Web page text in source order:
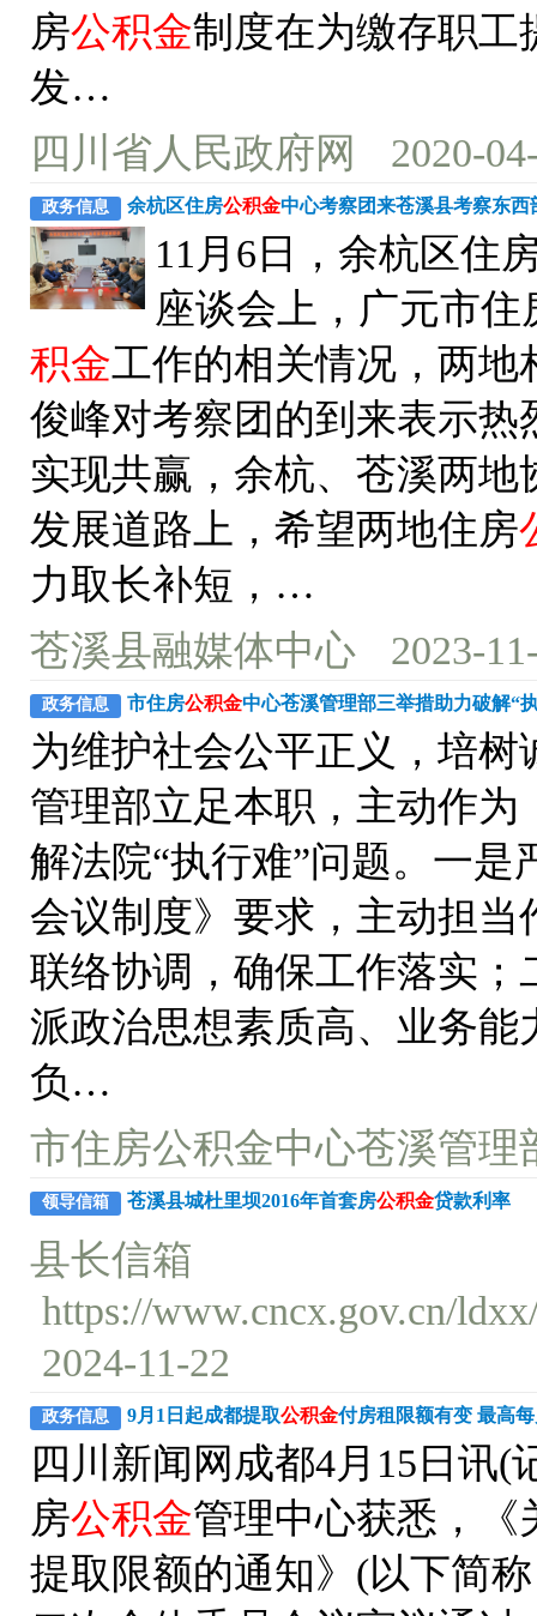
房公积金制度在为缴存职工
发…
四川省人民政府网
2020-
政务信息 余杭区住房公积金中心考察团来苍溪县考察东西
11月6日，余杭区住
座谈会上，广元市住
积金工作的相关情况，两地
俊峰对考察团的到来表示
实现共赢，余杭、苍溪两
发展道路上，希望两地住房
力取长补短，…
苍溪县融媒体中心
2023-
政务信息 市住房公积金中心苍溪管理部三举措助力破解“
为维护社会公平正义，培
管理部立足本职，主动作为
解法院“执行难”问题。一
会议制度》要求，主动担当
联络协调，确保工作落实
派政治思想素质高、业务
负…
市住房公积金中心苍溪管理
领导信箱 苍溪县城杜里坝2016年首套房公积金贷款利率
县长信箱
https://www.cncx.gov.cn/
2024-11-22
政务信息 9月1日起成都提取公积金付房租限额有变 最高每
四川新闻网成都4月15日讯
房公积金管理中心获悉，《
提取限额的通知》(以下简